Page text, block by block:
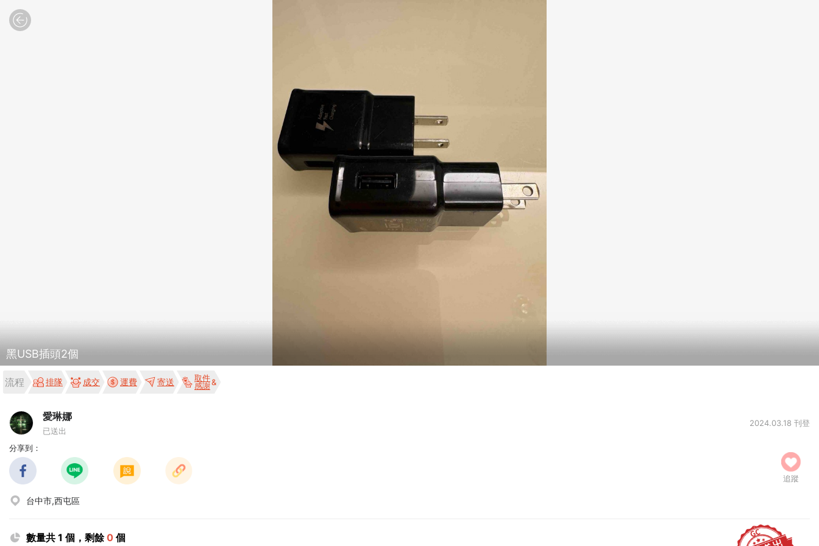
黑USB插頭2個
流程 排隊 成交 運費 寄送
取件
感謝
愛琳娜
已送出
2024.03.18 刊登
分享到：
追蹤
台中市,西屯區
數量共 1 個，剩餘0 個